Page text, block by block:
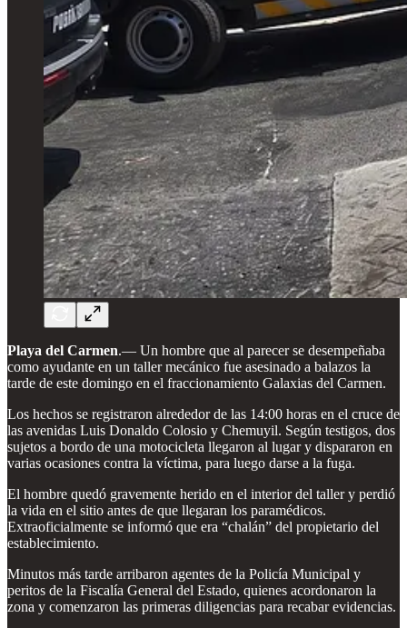
Playa del Carmen.— Un hombre que al parecer se desempeñaba
como ayudante en un taller mecánico fue asesinado a balazos la
tarde de este domingo en el fraccionamiento Galaxias del Carmen.
Los hechos se registraron alrededor de las 14:00 horas en el cruce de
las avenidas Luis Donaldo Colosio y Chemuyil. Según testigos, dos
sujetos a bordo de una motocicleta llegaron al lugar y dispararon en
varias ocasiones contra la víctima, para luego darse a la fuga.
El hombre quedó gravemente herido en el interior del taller y perdió
la vida en el sitio antes de que llegaran los paramédicos.
Extraoficialmente se informó que era “chalán” del propietario del
establecimiento.
Minutos más tarde arribaron agentes de la Policía Municipal y
peritos de la Fiscalía General del Estado, quienes acordonaron la
zona y comenzaron las primeras diligencias para recabar evidencias.